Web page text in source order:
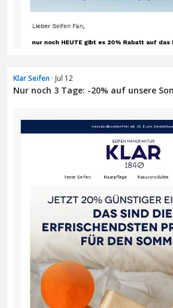
Klar Seifen · Jul 12
Nur noch 3 Tage: -20% auf unsere